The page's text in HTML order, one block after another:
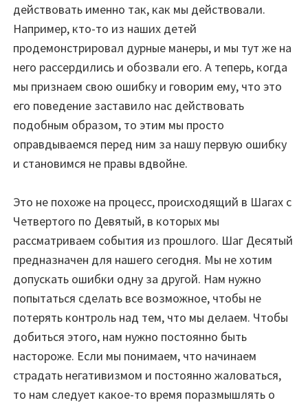
действовать именно так, как мы действовали.
Например, кто-то из наших детей
продемонстрировал дурные манеры, и мы тут же на
него рассердились и обозвали его. А теперь, когда
мы признаем свою ошибку и говорим ему, что это
его поведение заставило нас действовать
подобным образом, то этим мы просто
оправдываемся перед ним за нашу первую ошибку
и становимся не правы вдвойне.
Это не похоже на процесс, происходящий в Шагах с
Четвертого по Девятый, в которых мы
рассматриваем события из прошлого. Шаг Десятый
предназначен для нашего сегодня. Мы не хотим
допускать ошибки одну за другой. Нам нужно
попытаться сделать все возможное, чтобы не
потерять контроль над тем, что мы делаем. Чтобы
добиться этого, нам нужно постоянно быть
настороже. Если мы понимаем, что начинаем
страдать негативизмом и постоянно жаловаться,
то нам следует какое-то время поразмышлять о